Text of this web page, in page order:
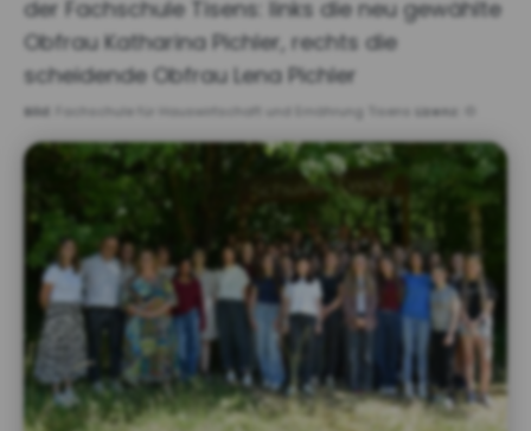
der Fachschule Tisens: links die neu gewählte
Obfrau Katharina Pichler, rechts die
scheidende Obfrau Lena Pichler
Bild: Fachschule für Hauswirtschaft und Ernährung Tisens Lizenz: